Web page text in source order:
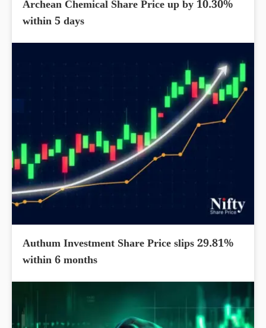
Archean Chemical Share Price up by 10.30%
within 5 days
Authum Investment Share Price slips 29.81%
within 6 months